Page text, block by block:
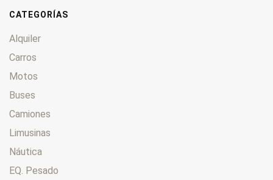
CATEGORÍAS
Alquiler
Carros
Motos
Buses
Camiones
Limusinas
Náutica
EQ. Pesado